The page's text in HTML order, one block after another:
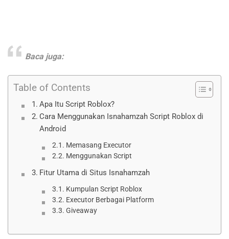
Baca juga:
Table of Contents
Apa Itu Script Roblox?
Cara Menggunakan Isnahamzah Script Roblox di
Android
Memasang Executor
Menggunakan Script
Fitur Utama di Situs Isnahamzah
Kumpulan Script Roblox
Executor Berbagai Platform
Giveaway